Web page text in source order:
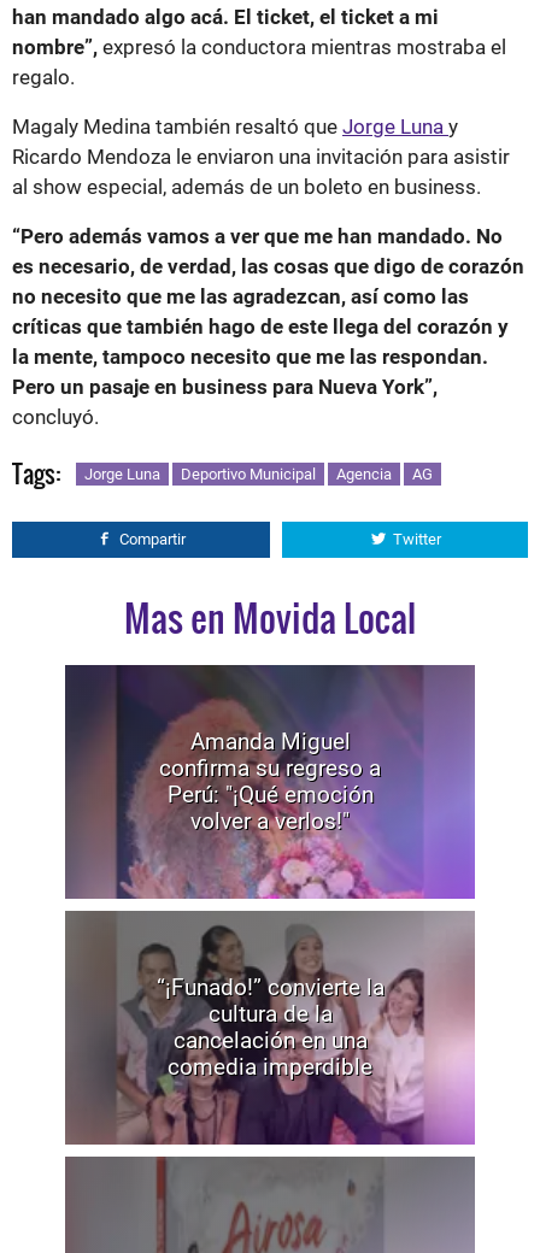
han mandado algo acá. El ticket, el ticket a mi
nombre”, expresó la conductora mientras mostraba el
regalo.
Magaly Medina también resaltó que Jorge Luna y
Ricardo Mendoza le enviaron una invitación para asistir
al show especial, además de un boleto en business.
“Pero además vamos a ver que me han mandado. No
es necesario, de verdad, las cosas que digo de corazón
no necesito que me las agradezcan, así como las
críticas que también hago de este llega del corazón y
la mente, tampoco necesito que me las respondan.
Pero un pasaje en business para Nueva York”,
concluyó.
Tags: Jorge Luna Deportivo Municipal Agencia AG
Compartir Twitter
Mas en Movida Local
Amanda Miguel
confirma su regreso a
Perú: "¡Qué emoción
volver a verlos!"
“¡Funado!” convierte la
cultura de la
cancelación en una
comedia imperdible